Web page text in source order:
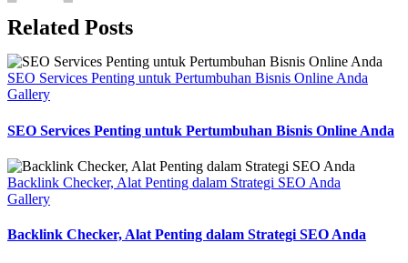
Related Posts
SEO Services Penting untuk Pertumbuhan Bisnis Online Anda
Gallery
SEO Services Penting untuk Pertumbuhan Bisnis Online Anda
Backlink Checker, Alat Penting dalam Strategi SEO Anda
Gallery
Backlink Checker, Alat Penting dalam Strategi SEO Anda